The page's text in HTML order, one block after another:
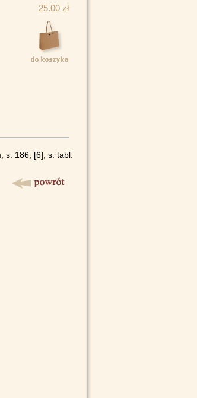
25.00 zł
s. 186, [6], s. tabl.